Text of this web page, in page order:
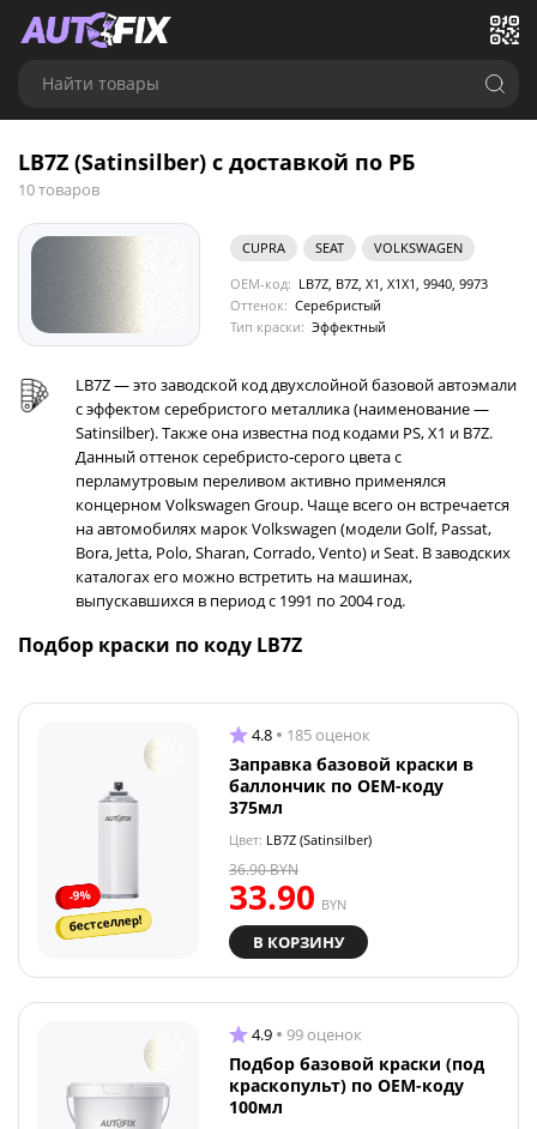
Найти товары
LB7Z (Satinsilber) с доставкой по РБ
10 товаров
CUPRA SEAT
VOLKSWAGEN
OEM-код: LB7Z, B7Z, X1, X1X1, 9940, 9973
Оттенок: Серебристый
Тип краски: Эффектный
LB7Z — это заводской код двухслойной базовой автоэмали
с эффектом серебристого металлика (наименование —
Satinsilber). Также она известна под кодами PS, X1 и B7Z.
Данный оттенок серебристо-серого цвета с
перламутровым переливом активно применялся
концерном Volkswagen Group. Чаще всего он встречается
на автомобилях марок Volkswagen (модели Golf, Passat,
Bora, Jetta, Polo, Sharan, Corrado, Vento) и Seat. В заводских
каталогах его можно встретить на машинах,
выпускавшихся в период с 1991 по 2004 год.
Подбор краски по коду LB7Z
-9%
бестселлер!
4.8 185 оценок
Заправка базовой краски в
баллончик по OEM-коду
375мл
Цвет: LB7Z (Satinsilber)
33.90 BYN
36.90BYN
В КОРЗИНУ
4.9 99 оценок
Подбор базовой краски (под
краскопульт) по OEM-коду
100мл